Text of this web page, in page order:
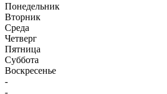
Понедельник
Вторник
Среда
Четверг
Пятница
Суббота
Воскресенье
-
-